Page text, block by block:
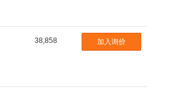
38,858 加入询价